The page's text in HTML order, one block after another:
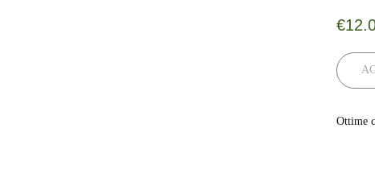
€
Ottime